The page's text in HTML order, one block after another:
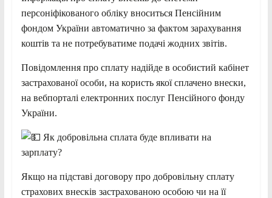
персоніфікованого обліку вноситься Пенсійним
фондом України автоматично за фактом зарахування
коштів та не потребуватиме подачі жодних звітів.
Повідомлення про сплату надійде в особистий кабінет
застрахованої особи, на користь якої сплачено внески,
на вебпорталі електронних послуг Пенсійного фонду
України.
Як добровільна сплата буде впливати на
зарплату?
Якщо на підставі договору про добровільну сплату
страхових внесків застрахованою особою чи на її